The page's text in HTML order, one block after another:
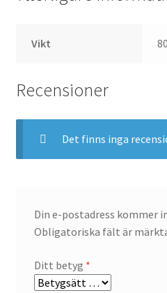
Vikt
Recensioner
Det finns inga
Din e-postadress kommer
Obligatoriska fält är
Ditt betyg *